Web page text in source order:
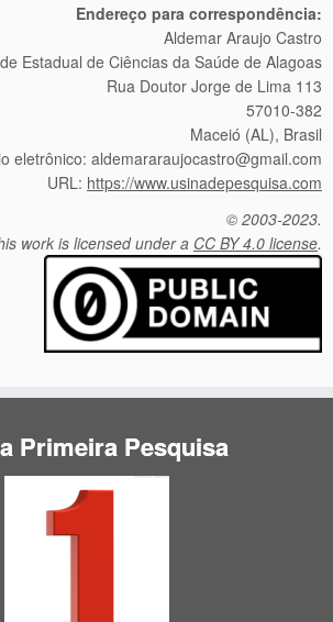
Endereço para correspondência:
Aldemar Araujo Castro
Estadual de Ciências da Saúde de Alagoas
Rua Doutor Jorge de Lima 113
57010-382
Maceió (AL), Brasil
eletrônico: aldemararaujocastro@gmail.com
URL: https://www.usinadepesquisa.com
© 2003-2023.
work is licensed under a CC BY 4.0 license.
Primeira Pesquisa